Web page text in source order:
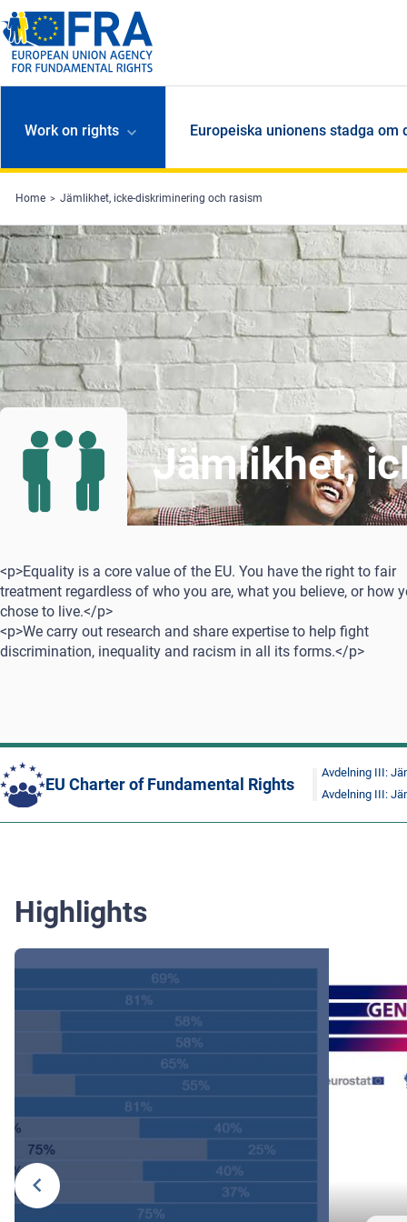
Skip to main content
Work on rights Europeiska unionens stadga
Home Jämlikhet, icke-diskriminering och rasism
Jämlikhet,
<p>Equality is a core value of the EU. You have the right to fair
treatment regardless of who you are, what you believe, or how
chose to live.</p>
<p>We carry out research and share expertise to help fight
discrimination, inequality and racism in all its forms.</p>
EU Charter of Fundamental Rights
Avdelning III:
Avdelning III:
Highlights